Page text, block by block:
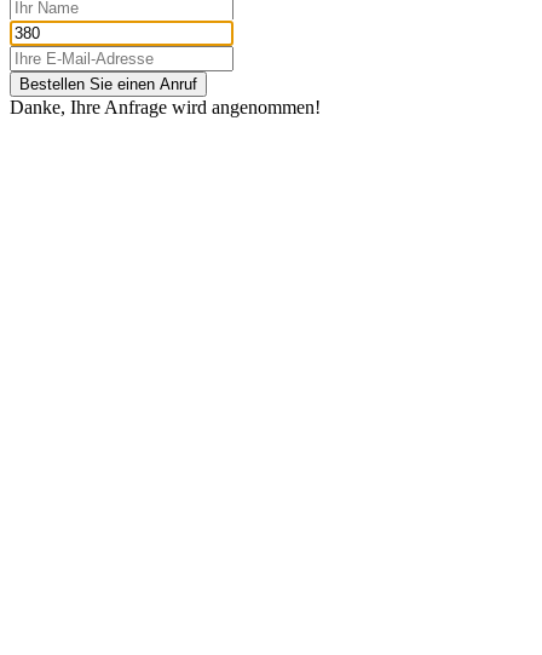
Bestellen Sie einen Anruf
Danke, Ihre Anfrage wird angenommen!